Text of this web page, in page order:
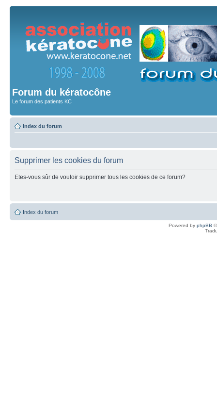
Forum du kératocône
Le forum des patients KC
Index du forum
Supprimer les cookies du forum
Etes-vous sûr de vouloir supprimer tous les cookies de ce forum?
Index du forum
Powered by phpBB